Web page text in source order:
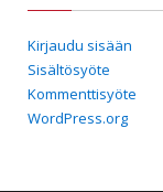
Kirjaudu sisään
Sisältösyöte
Kommenttisyöte
WordPress.org